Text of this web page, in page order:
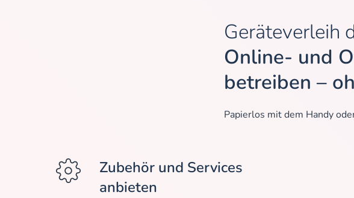
Geräteverleih
Online- und
betreiben –
Papierlos mit dem Handy
Zubehör und Services
anbieten